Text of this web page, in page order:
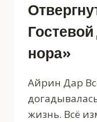
нора»
Айрин Дар
жизнь. Всё